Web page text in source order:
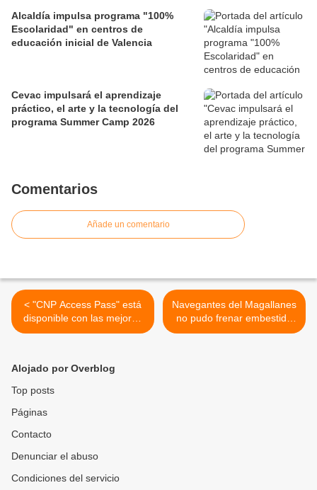
Alcaldía impulsa programa "100%
Escolaridad" en centros de
educación inicial de Valencia
Cevac impulsará el aprendizaje
práctico, el arte y la tecnología del
programa Summer Camp 2026
Comentarios
Añade un comentario
< "CNP Access Pass" está
disponible con las mejores
oportunidades de ofertas
Navegantes del Magallanes
no pudo frenar embestida
de las Águilas del Zulia en
Alojado por Overblog
Top posts
Páginas
Contacto
Denunciar el abuso
Condiciones del servicio